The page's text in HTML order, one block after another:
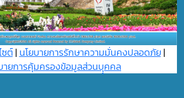
ซต์| นโยบายการรักษาความมั่นคงปลอดภัย|
ายการคุ้มครองข้อมูลส่วนบุุคคล